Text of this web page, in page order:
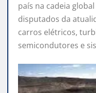
país na cadeia
disputados da
carros elétricos,
semicondutores e